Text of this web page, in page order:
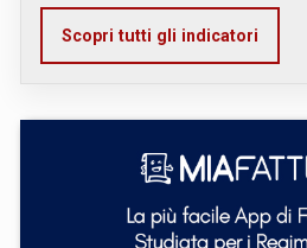
Scopri tutti gli indicatori